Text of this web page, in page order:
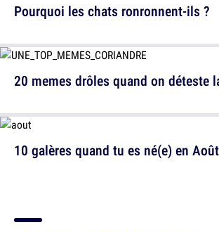
20 memes drôles quand on déteste
Pourquoi les chats ronronnent-ils ?
10 galères quand tu es né(e) en Août